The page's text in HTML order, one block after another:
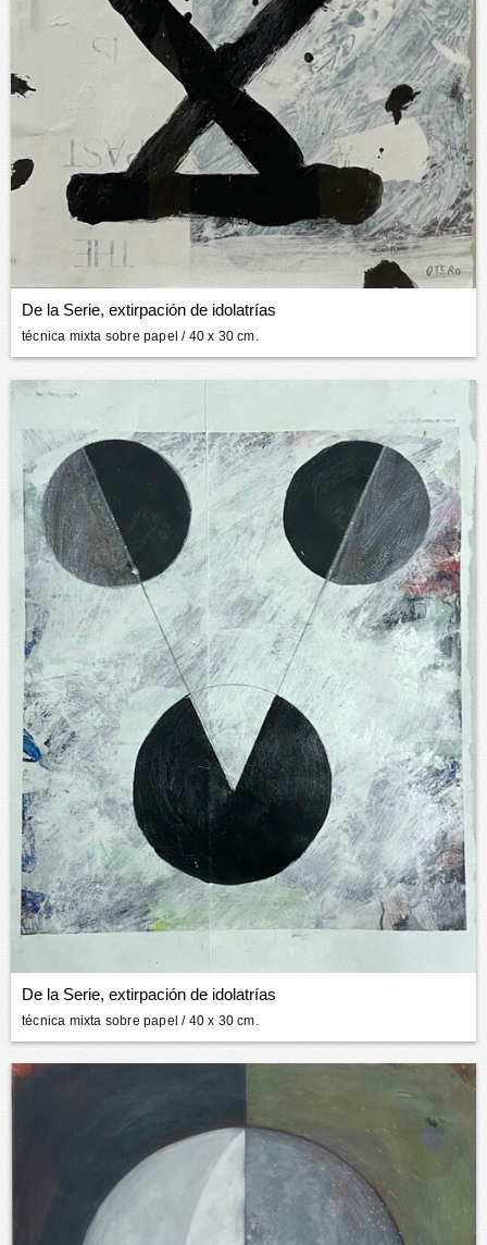
De la Serie, extirpación de idolatrías
técnica mixta sobre papel / 40 x 30 cm.
De la Serie, extirpación de idolatrías
técnica mixta sobre papel / 40 x 30 cm.